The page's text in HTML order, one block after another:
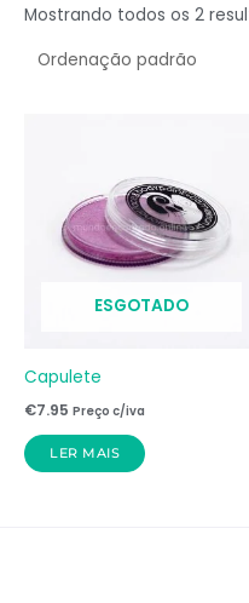
Mostrando todos os 2
ESGOTADO
Capulete
€7.95 Preço c/iva
LER MAIS